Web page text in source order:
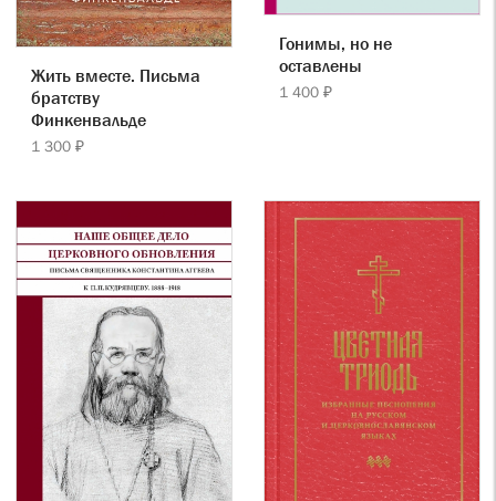
Жить вместе. Письма
братству
Финкенвальде
1 300 ₽
Гонимы, но не
оставлены
1 400 ₽